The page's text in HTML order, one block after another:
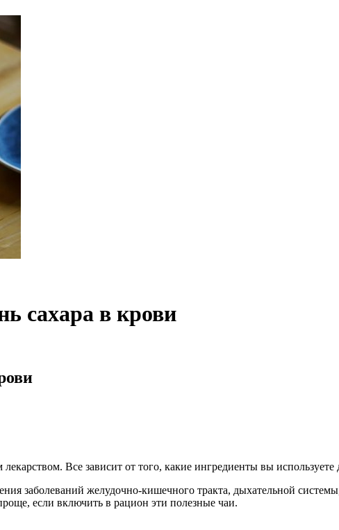
сахара в крови
Все зависит от того, какие ингредиенты вы используете
заболеваний желудочно-кишечного тракта, дыхательной
если включить в рацион эти полезные чаи.